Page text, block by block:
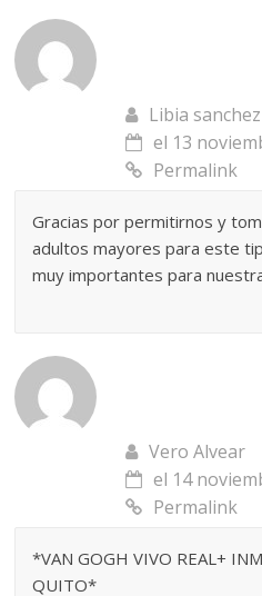
Libia sanchez
el 13
Permalink
Gracias por permitirnos y
adultos mayores para este
muy importantes para
Vero Alvear
el 14
Permalink
*VAN GOGH VIVO REAL+
QUITO*